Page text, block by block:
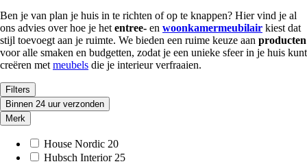
Ben je van plan je huis in te richten of op te knappen? Hier vind je al
ons advies over hoe je het entree- en woonkamermeubilair kiest dat
stijl toevoegt aan je ruimte. We bieden een ruime keuze aan producten
voor alle smaken en budgetten, zodat je een unieke sfeer in je huis kunt
creëren met meubels die je interieur verfraaien.
Filters
Binnen 24 uur verzonden
Merk
House Nordic 20
Hubsch Interior 25